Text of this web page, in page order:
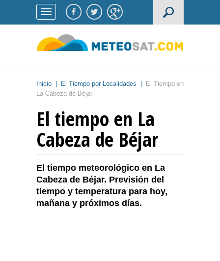
Inicio | El Tiempo por Localidades | El Tiempo en
La Cabeza de Béjar
El tiempo en La
Cabeza de Béjar
El tiempo meteorológico en La
Cabeza de Béjar. Previsión del
tiempo y temperatura para hoy,
mañana y próximos días.